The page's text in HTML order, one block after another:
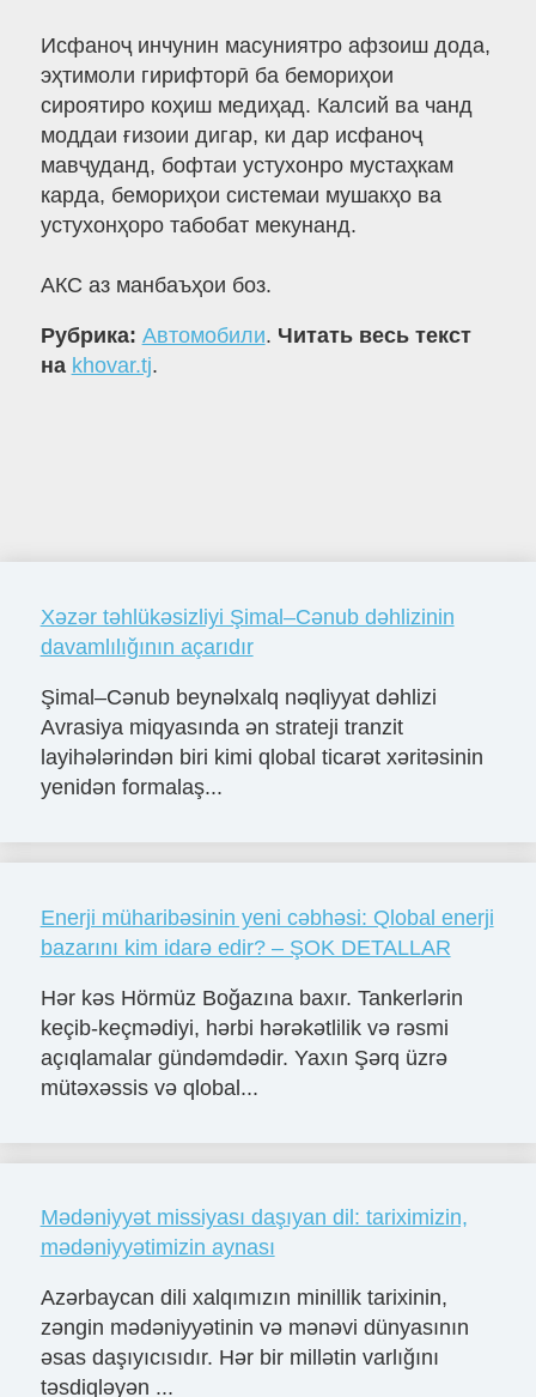
Исфаноҷ инчунин масуниятро афзоиш дода,
эҳтимоли гирифторӣ ба бемориҳои
сироятиро коҳиш медиҳад. Калсий ва чанд
моддаи ғизоии дигар, ки дар исфаноҷ
мавҷуданд, бофтаи устухонро мустаҳкам
карда, бемориҳои системаи мушакҳо ва
устухонҳоро табобат мекунанд.
АКС аз манбаъҳои боз.
Рубрика: Автомобили. Читать весь текст
на khovar.tj.
Xəzər təhlükəsizliyi Şimal–Cənub dəhlizinin
davamlılığının açarıdır
Şimal–Cənub beynəlxalq nəqliyyat dəhlizi
Avrasiya miqyasında ən strateji tranzit
layihələrindən biri kimi qlobal ticarət xəritəsinin
yenidən formalaş...
Enerji müharibəsinin yeni cəbhəsi: Qlobal enerji
bazarını kim idarə edir? – ŞOK DETALLAR
Hər kəs Hörmüz Boğazına baxır. Tankerlərin
keçib-keçmədiyi, hərbi hərəkətlilik və rəsmi
açıqlamalar gündəmdədir. Yaxın Şərq üzrə
mütəxəssis və qlobal...
Mədəniyyət missiyası daşıyan dil: tariximizin,
mədəniyyətimizin aynası
Azərbaycan dili xalqımızın minillik tarixinin,
zəngin mədəniyyətinin və mənəvi dünyasının
əsas daşıyıcısıdır. Hər bir millətin varlığını
təsdiqləyən ...